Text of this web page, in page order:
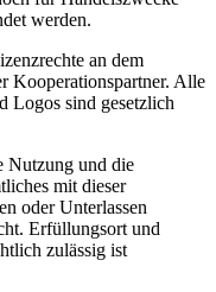
werden.
an dem
Kooperationspartner. Alle
Logos sind gesetzlich
Nutzung und die
mit dieser
oder Unterlassen
Erfüllungsort und
zulässig ist